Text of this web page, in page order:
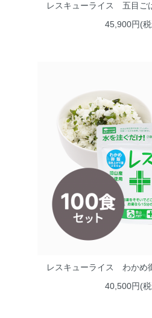
レスキューライス 五目ご
45,900円(
レスキューライス わかめ
40,500円(